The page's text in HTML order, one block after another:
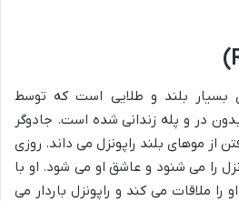
بسیار بلند و طلایی است که توسط
در و پله زندانی شده است. جادوگر
از موهای بلند راپونزل می داند. روزی
را می شنود و عاشق او می شود. او با
را ملاقات می کند و راپونزل باردار می